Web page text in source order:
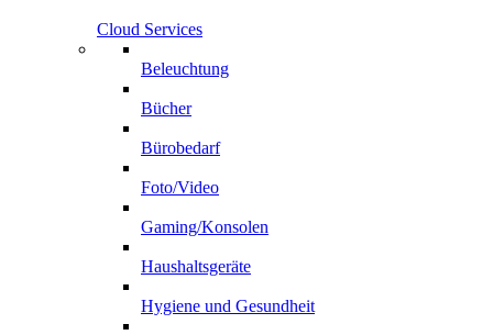
Cloud Services
Beleuchtung
Bücher
Bürobedarf
Foto/Video
Gaming/Konsolen
Haushaltsgeräte
Hygiene und Gesundheit